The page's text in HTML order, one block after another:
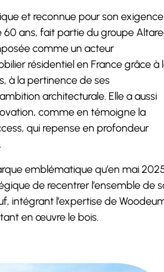
et reconnue pour son
60 ans, fait partie du groupe
comme un acteur
résidentiel en France grâce à
à la pertinence de ses
architecturale. Elle a aussi
comme en témoigne la
qui repense en profondeur
emblématique qu’en mai
de recentrer l’ensemble de
intégrant l’expertise de
en œuvre le bois.